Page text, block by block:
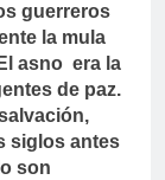
guerreros
la mula
asno era la
de paz.
siglos antes
son